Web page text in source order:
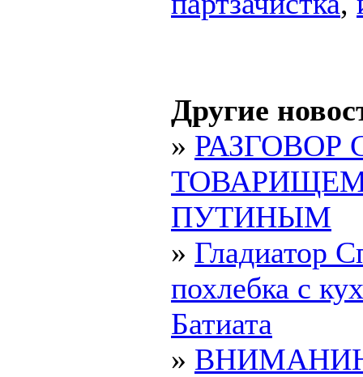
Другие
» РАЗГОВОР
ПУТИНЫМ
» Гладиатор
похлебка с
Батиата
»